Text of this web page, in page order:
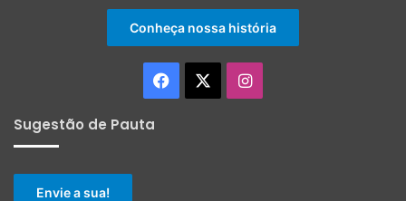
Conheça nossa história
Facebook Instagram
Sugestão de Pauta
Envie a sua!